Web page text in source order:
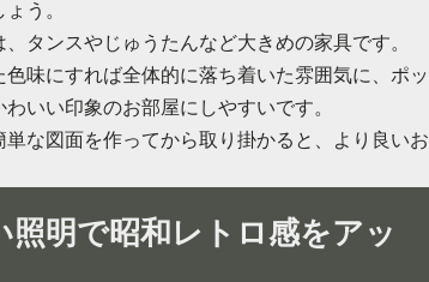
う。
タンスやじゅうたんなど大きめの家具です。
味にすれば全体的に落ち着いた雰囲気に、ポッ
いい印象のお部屋にしやすいです。
な図面を作ってから取り掛かると、より良いお
明で昭和レトロ感をアッ